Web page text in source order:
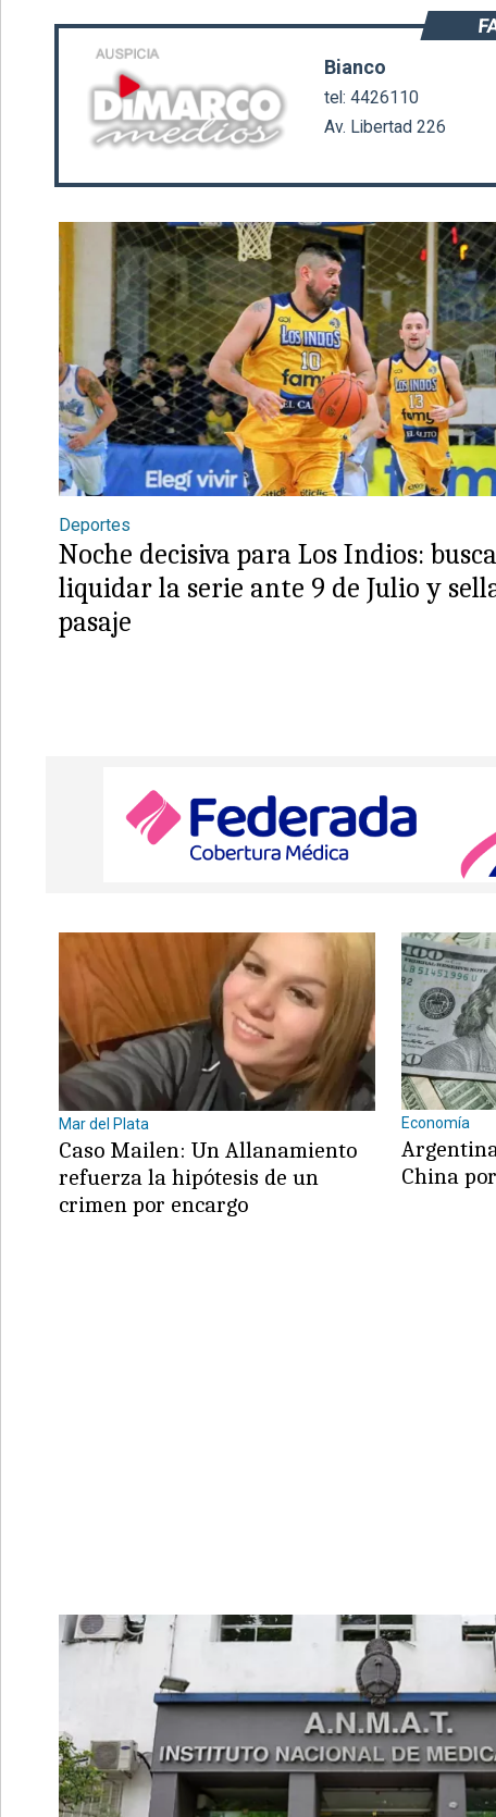
Bianco
tel: 4426110
Av. Libertad 226
Deportes
Noche decisiva para Los Indios: busca
liquidar la serie ante 9 de Julio y
pasaje
Mar del Plata
Caso Mailen: Un Allanamiento
refuerza la hipótesis de un
crimen por encargo
Economía
China